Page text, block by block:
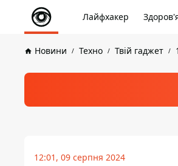
Лайфхакер
Новини Техно Твій гаджет
12:01, 09 серпня 2024